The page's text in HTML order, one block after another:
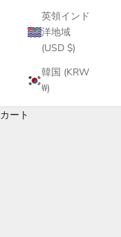
英領インド
洋地域
(USD $)
韓国 (KRW
₩)
カート